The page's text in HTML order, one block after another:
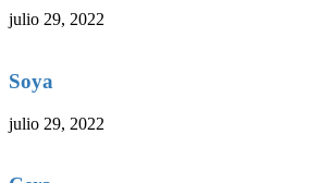
julio 29, 2022
Soya
julio 29, 2022